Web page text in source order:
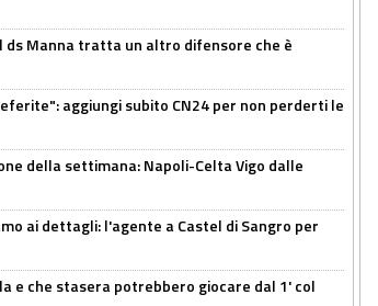
Manna tratta un altro difensore che è
aggiungi subito CN24 per non perderti le
della settimana: Napoli-Celta Vigo dalle
ai dettagli: l'agente a Castel di Sangro per
e che stasera potrebbero giocare dal 1' col